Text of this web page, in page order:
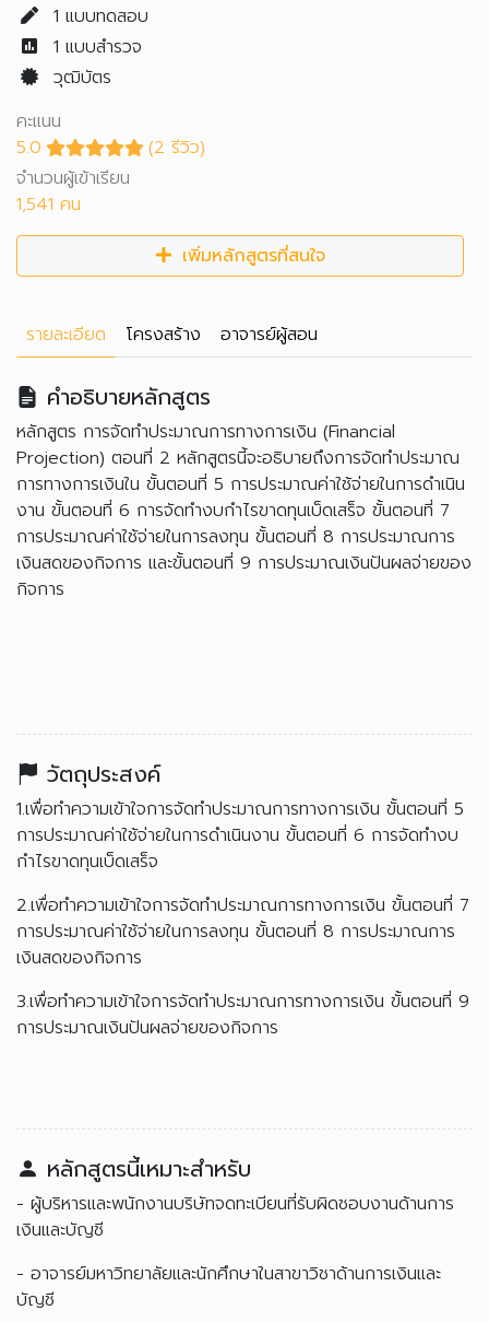
1 แบบทดสอบ
1 แบบสำรวจ
วุฒิบัตร
คะแนน
5.0
(2 รีวิว)
จำนวนผู้เข้าเรียน
1,541 คน
เพิ่มหลักสูตรที่สนใจ
รายละเอียด โครงสร้าง อาจารย์ผู้สอน
คำอธิบายหลักสูตร
หลักสูตร การจัดทำประมาณการทางการเงิน (Financial
Projection) ตอนที่ 2 หลักสูตรนี้จะอธิบายถึงการจัดทำประมาณ
การทางการเงินใน ขั้นตอนที่ 5 การประมาณค่าใช้จ่ายในการดำเนิน
งาน ขั้นตอนที่ 6 การจัดทำงบกำไรขาดทุนเบ็ดเสร็จ ขั้นตอนที่ 7
การประมาณค่าใช้จ่ายในการลงทุน ขั้นตอนที่ 8 การประมาณการ
เงินสดของกิจการ และขั้นตอนที่ 9 การประมาณเงินปันผลจ่ายของ
กิจการ
วัตถุประสงค์
1.เพื่อทำความเข้าใจการจัดทำประมาณการทางการเงิน ขั้นตอนที่ 5
การประมาณค่าใช้จ่ายในการดำเนินงาน ขั้นตอนที่ 6 การจัดทำงบ
กำไรขาดทุนเบ็ดเสร็จ
2.เพื่อทำความเข้าใจการจัดทำประมาณการทางการเงิน ขั้นตอนที่ 7
การประมาณค่าใช้จ่ายในการลงทุน ขั้นตอนที่ 8 การประมาณการ
เงินสดของกิจการ
3.เพื่อทำความเข้าใจการจัดทำประมาณการทางการเงิน ขั้นตอนที่ 9
การประมาณเงินปันผลจ่ายของกิจการ
หลักสูตรนี้เหมาะสำหรับ
- ผู้บริหารและพนักงานบริษัทจดทะเบียนที่รับผิดชอบงานด้านการ
เงินและบัญชี
- อาจารย์มหาวิทยาลัยและนักศึกษาในสาขาวิชาด้านการเงินและ
บัญชี